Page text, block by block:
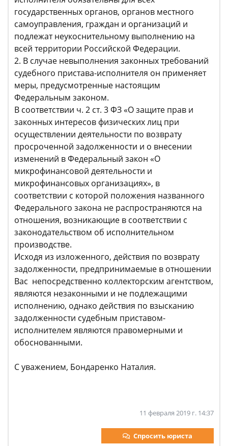
государственных органов, органов местного
самоуправления, граждан и организаций и
подлежат неукоснительному выполнению на
всей территории Российской Федерации.
2. В случае невыполнения законных требований
судебного пристава-исполнителя он применяет
меры, предусмотренные настоящим
Федеральным законом.
В соответствии ч. 2 ст. 3 ФЗ «О защите прав и
законных интересов физических лиц при
осуществлении деятельности по возврату
просроченной задолженности и о внесении
изменений в Федеральный закон «О
микрофинансовой деятельности и
микрофинансовых организациях», в
соответствии с которой положения названного
Федерального закона не распространяются на
отношения, возникающие в соответствии с
законодательством об исполнительном
производстве.
Исходя из изложенного, действия по возврату
задолженности, предпринимаемые в отношении
Вас непосредственно коллекторским агентством,
являются незаконными и не подлежащими
исполнению, однако действия по взысканию
задолженности судебным приставом-
исполнителем являются правомерными и
обоснованными.
С уважением, Бондаренко Наталия.
11 февраля 2019 г. 14:37
Спросить юриста